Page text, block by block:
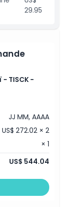
29.95
TISCK -
JJ MM, AAAA
US$ 272.02 × 2
× 1
US$ 544.04